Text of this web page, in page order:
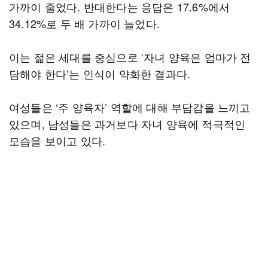
가까이 줄었다. 반대한다는 응답은 17.6%에서
34.12%로 두 배 가까이 늘었다.
이는 젊은 세대를 중심으로 ‘자녀 양육은 엄마가 전
담해야 한다’는 인식이 약화한 결과다.
여성들은 ‘주 양육자’ 역할에 대해 부담감을 느끼고
있으며, 남성들은 과거보다 자녀 양육에 적극적인
모습을 보이고 있다.